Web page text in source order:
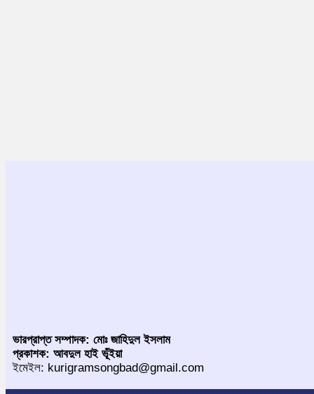
ভারপ্রাপ্ত সম্পাদক: মোঃ জাহিদুল ইসলাম
প্রকাশক: আবদুল হাই ভূঁইয়া
ইমেইল: kurigramsongbad@gmail.com